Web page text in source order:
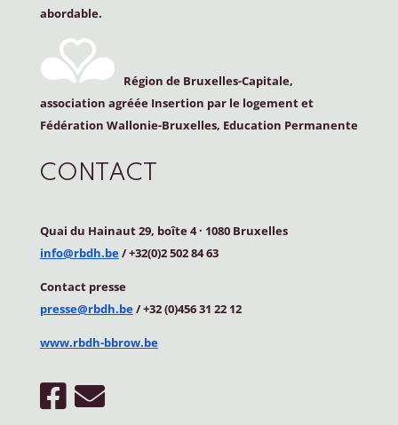
abordable.
Région de Bruxelles-Capitale,
association agréée Insertion par le logement et
Fédération Wallonie-Bruxelles, Education Permanente
CONTACT
Quai du Hainaut 29, boîte 4· 1080 Bruxelles
info@rbdh.be/ +32(0)2 502 84 63
Contact presse
presse@rbdh.be/ +32 (0)456 31 22 12
www.rbdh-bbrow.be